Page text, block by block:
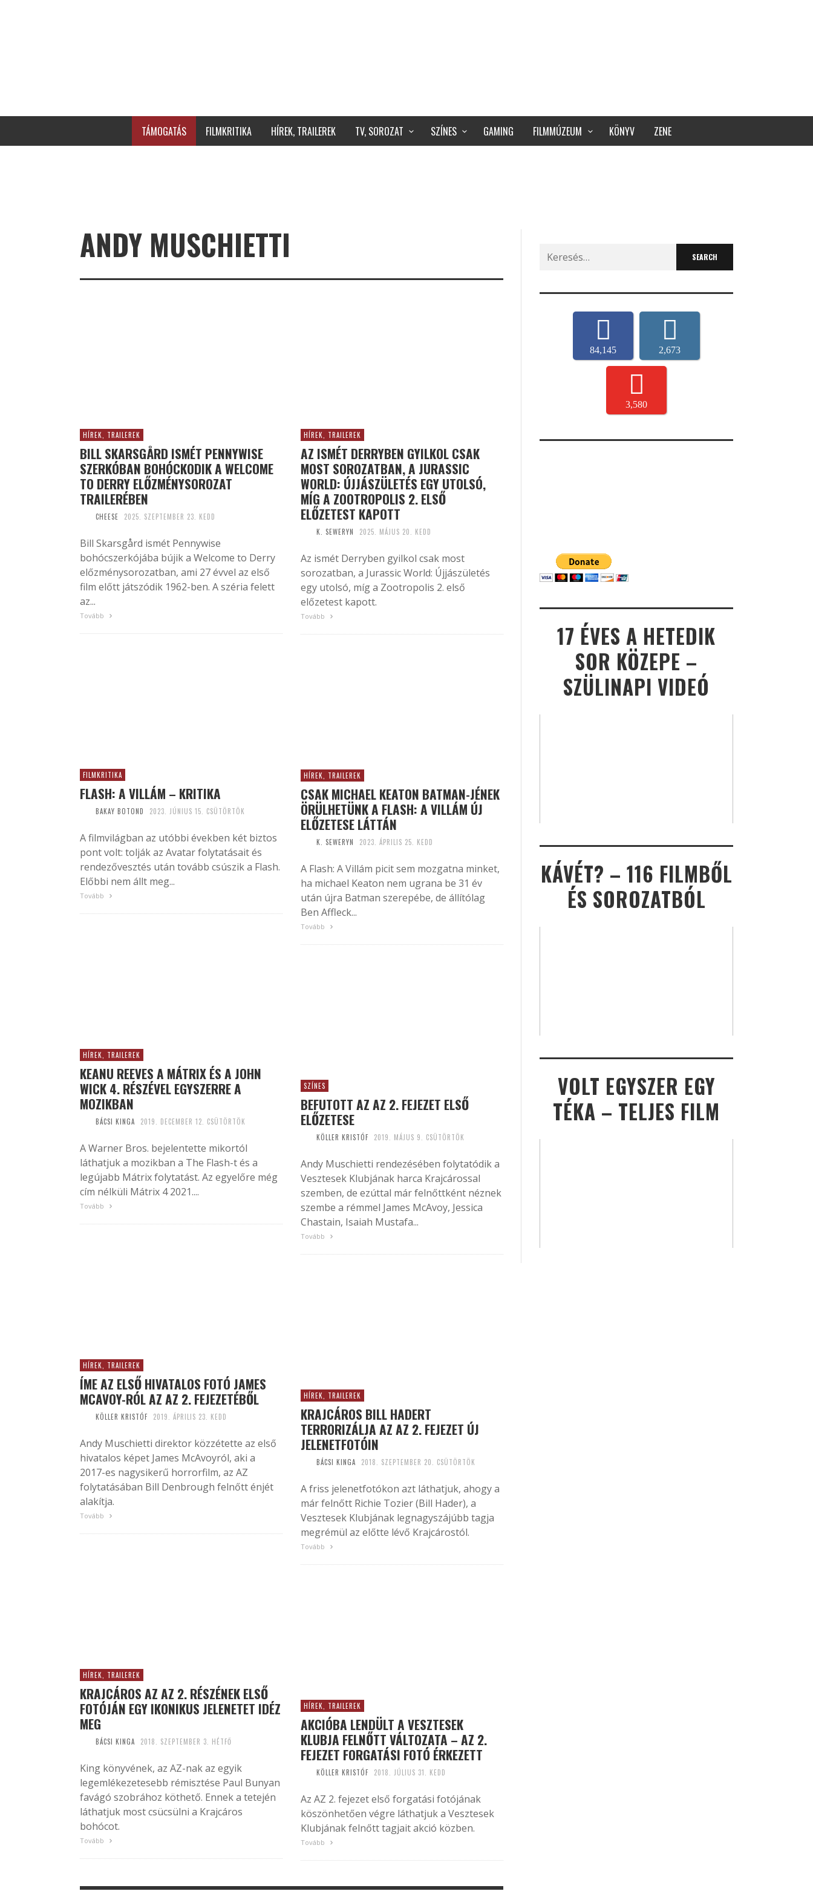
TÁMOGATÁS FILMKRITIKA HÍREK, TRAILEREK TV, SOROZAT SZÍNES GAMING FILMMÚZEUM KÖNYV ZENE
ANDY MUSCHIETTI
HÍREK, TRAILEREK
BILL SKARSGÅRD ISMÉT PENNYWISE
SZERKÓBAN BOHÓCKODIK A WELCOME
TO DERRY ELŐZMÉNYSOROZAT
TRAILERÉBEN
CHEESE 2025. SZEPTEMBER 23. KEDD
Bill Skarsgård ismét Pennywise
bohócszerkójába bújik a Welcome to Derry
előzménysorozatban, ami 27 évvel az első
film előtt játszódik 1962-ben. A széria felett
az...
Tovább
HÍREK, TRAILEREK
AZ ISMÉT DERRYBEN GYILKOL CSAK
MOST SOROZATBAN, A JURASSIC
WORLD: ÚJJÁSZÜLETÉS EGY UTOLSÓ,
MÍG A ZOOTROPOLIS 2. ELSŐ
ELŐZETEST KAPOTT
K. SEWERYN 2025. MÁJUS 20. KEDD
Az ismét Derryben gyilkol csak most
sorozatban, a Jurassic World: Újjászületés
egy utolsó, míg a Zootropolis 2. első
előzetest kapott.
Tovább
FILMKRITIKA
FLASH: A VILLÁM – KRITIKA
BAKAY BOTOND 2023. JÚNIUS 15. CSÜTÖRTÖK
A filmvilágban az utóbbi években két biztos
pont volt: tolják az Avatar folytatásait és
rendezővesztés után tovább csúszik a Flash.
Előbbi nem állt meg...
Tovább
HÍREK, TRAILEREK
CSAK MICHAEL KEATON BATMAN-JÉNEK
ÖRÜLHETÜNK A FLASH: A VILLÁM ÚJ
ELŐZETESE LÁTTÁN
K. SEWERYN 2023. ÁPRILIS 25. KEDD
A Flash: A Villám picit sem mozgatna minket,
ha michael Keaton nem ugrana be 31 év
után újra Batman szerepébe, de állítólag
Ben Affleck...
Tovább
HÍREK, TRAILEREK
KEANU REEVES A MÁTRIX ÉS A JOHN
WICK 4. RÉSZÉVEL EGYSZERRE A
MOZIKBAN
BÁCSI KINGA 2019. DECEMBER 12. CSÜTÖRTÖK
A Warner Bros. bejelentette mikortól
láthatjuk a mozikban a The Flash-t és a
legújabb Mátrix folytatást. Az egyelőre még
cím nélküli Mátrix 4 2021....
Tovább
SZÍNES
BEFUTOTT AZ AZ 2. FEJEZET ELSŐ
ELŐZETESE
KÖLLER KRISTÓF 2019. MÁJUS 9. CSÜTÖRTÖK
Andy Muschietti rendezésében folytatódik a
Vesztesek Klubjának harca Krajcárossal
szemben, de ezúttal már felnőttként néznek
szembe a rémmel James McAvoy, Jessica
Chastain, Isaiah Mustafa...
Tovább
HÍREK, TRAILEREK
ÍME AZ ELSŐ HIVATALOS FOTÓ JAMES
MCAVOY-RÓL AZ AZ 2. FEJEZETÉBŐL
KÖLLER KRISTÓF 2019. ÁPRILIS 23. KEDD
Andy Muschietti direktor közzétette az első
hivatalos képet James McAvoyról, aki a
2017-es nagysikerű horrorfilm, az AZ
folytatásában Bill Denbrough felnőtt énjét
alakítja.
Tovább
HÍREK, TRAILEREK
KRAJCÁROS BILL HADERT
TERRORIZÁLJA AZ AZ 2. FEJEZET ÚJ
JELENETFOTÓIN
BÁCSI KINGA 2018. SZEPTEMBER 20. CSÜTÖRTÖK
A friss jelenetfotókon azt láthatjuk, ahogy a
már felnőtt Richie Tozier (Bill Hader), a
Vesztesek Klubjának legnagyszájúbb tagja
megrémül az előtte lévő Krajcárostól.
Tovább
HÍREK, TRAILEREK
KRAJCÁROS AZ AZ 2. RÉSZÉNEK ELSŐ
FOTÓJÁN EGY IKONIKUS JELENETET IDÉZ
MEG
BÁCSI KINGA 2018. SZEPTEMBER 3. HÉTFŐ
King könyvének, az AZ-nak az egyik
legemlékezetesebb rémisztése Paul Bunyan
favágó szobrához köthető. Ennek a tetején
láthatjuk most csücsülni a Krajcáros
bohócot.
Tovább
HÍREK, TRAILEREK
AKCIÓBA LENDÜLT A VESZTESEK
KLUBJA FELNŐTT VÁLTOZATA – AZ 2.
FEJEZET FORGATÁSI FOTÓ ÉRKEZETT
KÖLLER KRISTÓF 2018. JÚLIUS 31. KEDD
Az AZ 2. fejezet első forgatási fotójának
köszönhetően végre láthatjuk a Vesztesek
Klubjának felnőtt tagjait akció közben.
Tovább
Search
for:
84,145 2,673
3,580
17 ÉVES A HETEDIK
SOR KÖZEPE –
SZÜLINAPI VIDEÓ
KÁVÉT? – 116 FILMBŐL
ÉS SOROZATBÓL
VOLT EGYSZER EGY
TÉKA – TELJES FILM